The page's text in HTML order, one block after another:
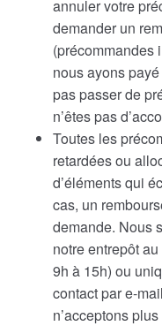
annuler votre
demander un
(précommandes
nous ayons
pas passer de
n’êtes pas
Toutes les
retardées ou
d’éléments qui
cas, un
demande. Nous
notre entrepôt
9h à 15h) ou
contact par e-
n’acceptons